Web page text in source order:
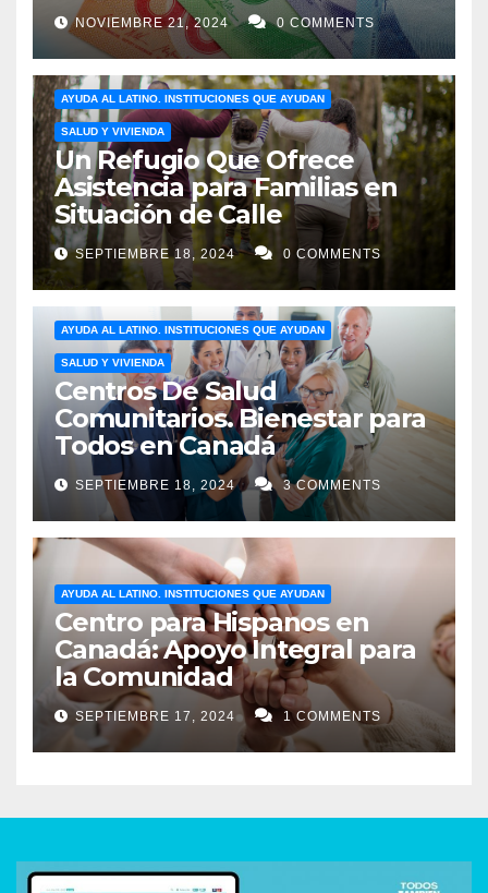
NOVIEMBRE 21, 2024 0 COMMENTS
AYUDA AL LATINO. INSTITUCIONES QUE AYUDAN
SALUD Y VIVIENDA
Un Refugio Que Ofrece
Asistencia para Familias en
Situación de Calle
SEPTIEMBRE 18, 2024 0 COMMENTS
AYUDA AL LATINO. INSTITUCIONES QUE AYUDAN
SALUD Y VIVIENDA
Centros De Salud
Comunitarios. Bienestar para
Todos en Canadá
SEPTIEMBRE 18, 2024 3 COMMENTS
AYUDA AL LATINO. INSTITUCIONES QUE AYUDAN
Centro para Hispanos en
Canadá: Apoyo Integral para
la Comunidad
SEPTIEMBRE 17, 2024 1 COMMENTS